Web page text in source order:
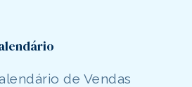
de Vendas